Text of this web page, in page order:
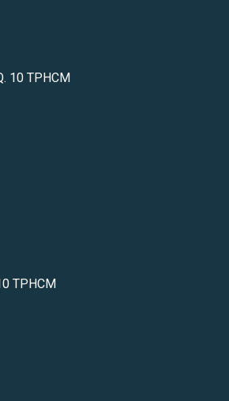
10 TPHCM
TPHCM